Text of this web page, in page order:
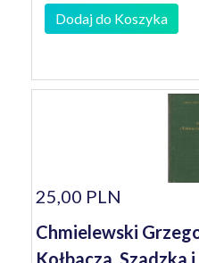
Dodaj do Koszyka
25,00 PLN
Chmielewski
Kołbacza, Szadzka